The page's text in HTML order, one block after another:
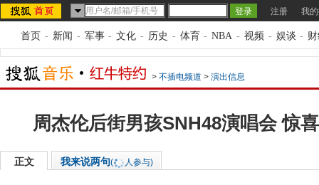
注册 我
首页 - 新闻 - 军事 - 文化 - 历史 - 体育 - NBA - 视频 - 娱谈 -
> 不插电频道 > 演出信息
周杰伦后街男孩SNH48演唱会 惊
正文 我来说两句( 人参与)